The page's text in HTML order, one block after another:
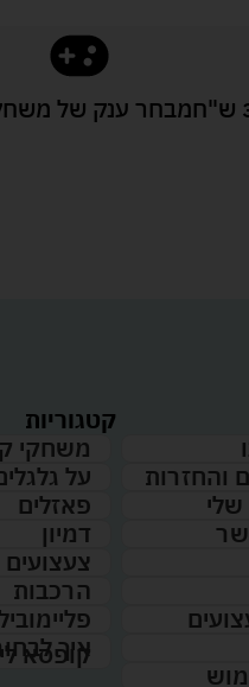
מבחר ענק של
והחזרות
קטגוריות
משחקי
על
פאזלים
דמיון
צעצועים
הרכבות
פליימוביל
איך
קופסא